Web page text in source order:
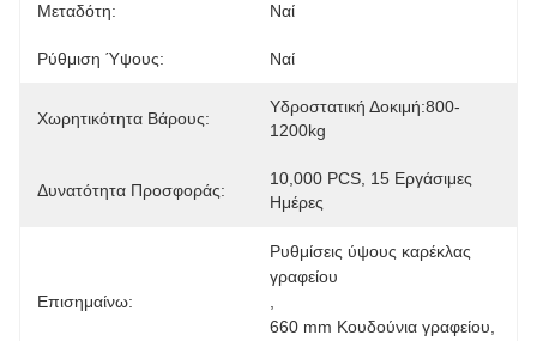
Μεταδότη: Ναί
Ρύθμιση Ύψους: Ναί
Χωρητικότητα Βάρους:
Υδροστατική Δοκιμή:800-
1200kg
Δυνατότητα Προσφοράς:
10,000 PCS, 15 Εργάσιμες
Ημέρες
Επισημαίνω:
Ρυθμίσεις ύψους καρέκλας
γραφείου
660 mm Κουδούνια γραφείου